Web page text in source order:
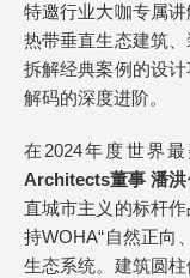
特邀行业大咖专属
热带垂直生态建筑
拆解经典案例的设
解码的深度进阶。
在2024年度世界
Architects董事 潘洪
直城市主义的标杆
持WOHA“自然正向
生态系统。建筑圆